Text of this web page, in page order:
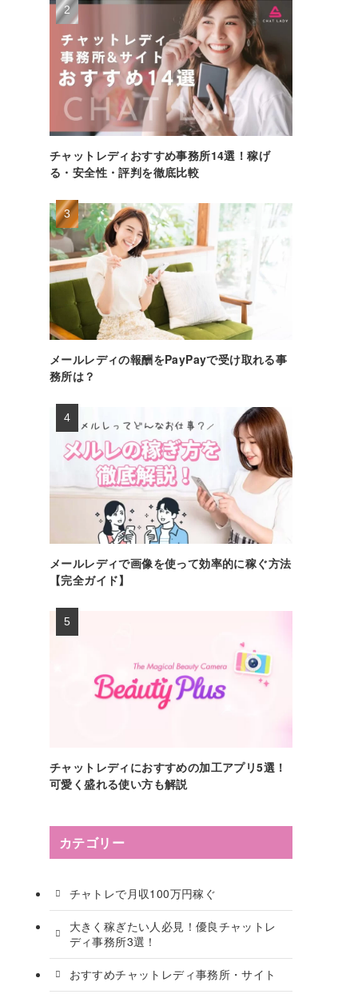
チャットレディおすすめ事務所14選！稼げ
る・安全性・評判を徹底比較
メールレディの報酬をPayPayで受け取れる事
務所は？
メールレディで画像を使って効率的に稼ぐ方法
【完全ガイド】
チャットレディにおすすめの加工アプリ5選！
可愛く盛れる使い方も解説
カテゴリー
チャトレで月収100万円稼ぐ
大きく稼ぎたい人必見！優良チャットレ
ディ事務所3選！
おすすめチャットレディ事務所・サイト